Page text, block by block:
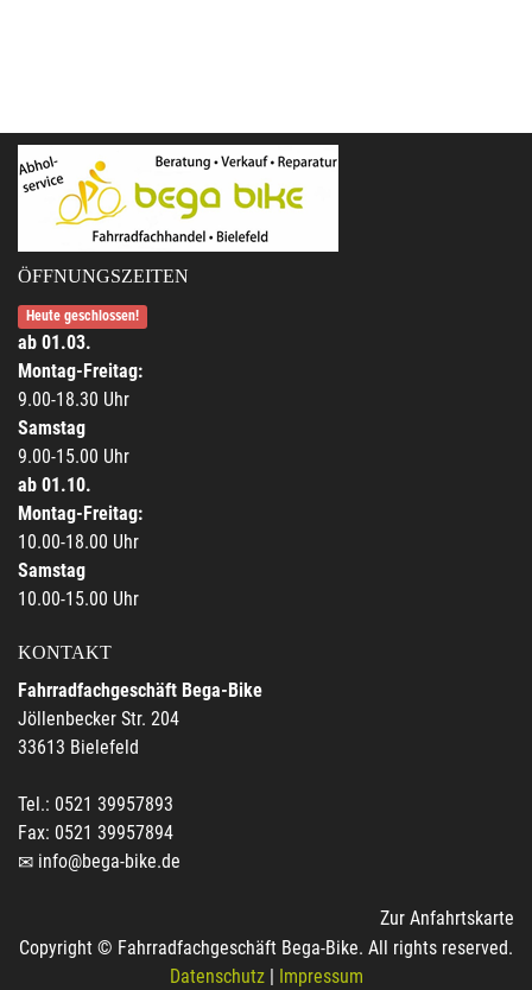
ÖFFNUNGSZEITEN
Heute geschlossen!
ab 01.03.
Montag-Freitag:
9.00-18.30 Uhr
Samstag
9.00-15.00 Uhr
ab 01.10.
Montag-Freitag:
10.00-18.00 Uhr
Samstag
10.00-15.00 Uhr
KONTAKT
Fahrradfachgeschäft Bega-Bike
Jöllenbecker Str. 204
33613 Bielefeld
Tel.: 0521 39957893
Fax: 0521 39957894
info@bega-bike.de
Zur Anfahrtskarte
Copyright © Fahrradfachgeschäft Bega-Bike. All rights reserved.
Datenschutz| Impressum